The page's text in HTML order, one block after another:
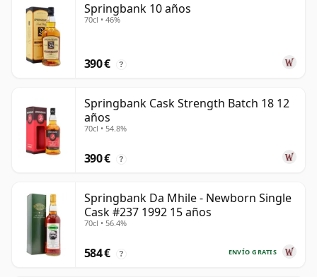
Springbank 10 años
70cl • 46%
390 € ?
Springbank Cask Strength Batch 18 12
años
70cl • 54.8%
390 € ?
Springbank Da Mhile - Newborn Single
Cask #237 1992 15 años
70cl • 56.4%
ENVÍO GRATIS
584 € ?